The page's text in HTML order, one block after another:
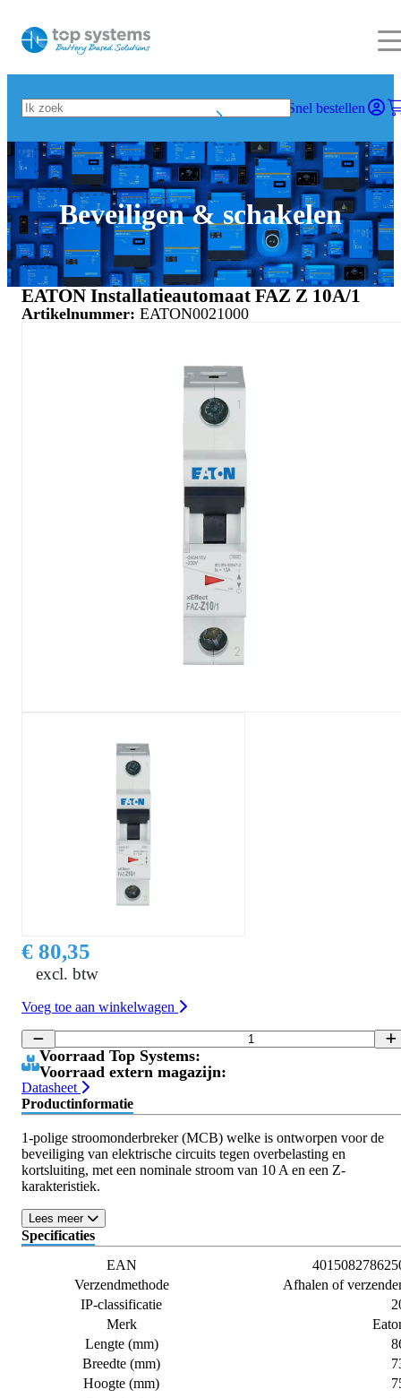
Snel bestellen
Beveiligen & schakelen
EATON Installatieautomaat FAZ Z 10A/1
Artikelnummer: EATON0021000
€ 80,35
excl. btw
Voeg toe aan winkelwagen
Voorraad Top Systems:
Voorraad extern magazijn:
Datasheet
Productinformatie
1-polige stroomonderbreker (MCB) welke is ontworpen voor de
beveiliging van elektrische circuits tegen overbelasting en
kortsluiting, met een nominale stroom van 10 A en een Z-
karakteristiek.
Lees meer
Specificaties
EAN
Verzendmethode
Afhalen of
IP-classificatie
Merk
Lengte (mm)
Breedte (mm)
Hoogte (mm)